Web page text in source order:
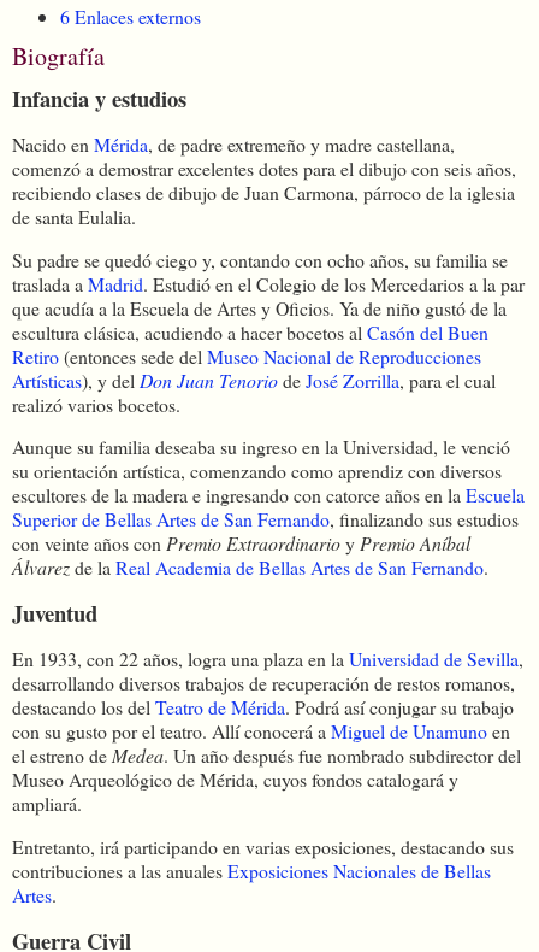
6 Enlaces externos
Biografía
Infancia y estudios
Nacido en Mérida, de padre extremeño y madre castellana,
comenzó a demostrar excelentes dotes para el dibujo con seis años,
recibiendo clases de dibujo de Juan Carmona, párroco de la iglesia
de santa Eulalia.
Su padre se quedó ciego y, contando con ocho años, su familia se
traslada a Madrid. Estudió en el Colegio de los Mercedarios a la par
que acudía a la Escuela de Artes y Oficios. Ya de niño gustó de la
escultura clásica, acudiendo a hacer bocetos al Casón del Buen
Retiro(entonces sede del Museo Nacional de Reproducciones
Artísticas), y del Don Juan TenoriodeJosé Zorrilla, para el cual
realizó varios bocetos.
Aunque su familia deseaba su ingreso en la Universidad, le venció
su orientación artística, comenzando como aprendiz con diversos
escultores de la madera e ingresando con catorce años en laEscuela
Superior de Bellas Artes de San Fernando, finalizando sus estudios
con veinte años conPremio ExtraordinarioyPremio Aníbal
Álvarezde laReal Academia de Bellas Artes de San Fernando.
Juventud
En 1933, con 22 años, logra una plaza en la Universidad de Sevilla,
desarrollando diversos trabajos de recuperación de restos romanos,
destacando los del Teatro de Mérida. Podrá así conjugar su trabajo
con su gusto por el teatro. Allí conocerá a Miguel de Unamunoen
el estreno de Medea. Un año después fue nombrado subdirector del
Museo Arqueológico de Mérida, cuyos fondos catalogará y
ampliará.
Entretanto, irá participando en varias exposiciones, destacando sus
contribuciones a las anualesExposiciones Nacionales de Bellas
Artes.
Guerra Civil